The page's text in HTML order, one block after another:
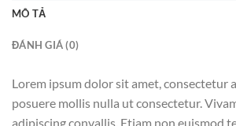
MÔ TẢ
ĐÁNH GIÁ (0)
Lorem ipsum dolor sit amet, consectetur
posuere mollis nulla ut consectetur.
adipiscing convallis. Etiam non euismod